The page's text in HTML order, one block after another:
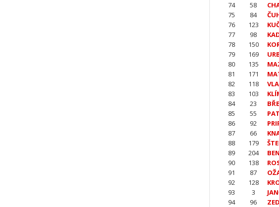
74
58
75
84
76
123
77
98
78
150
79
169
80
135
81
171
82
118
83
103
84
23
85
55
86
92
87
66
88
179
89
204
90
138
91
87
92
128
93
3
94
96